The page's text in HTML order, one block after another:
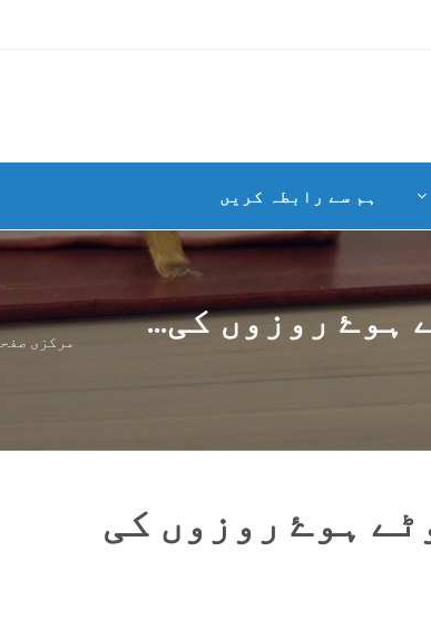
ہم سے رابطہ کریں
ہوۓ روزوں کی... مرکزی صفحہ
ہوۓ روزوں کی